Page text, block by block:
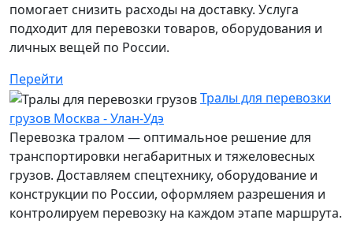
помогает снизить расходы на доставку. Услуга
подходит для перевозки товаров, оборудования и
личных вещей по России.
Перейти
Тралы для перевозки
грузов Москва - Улан-Удэ
Перевозка тралом — оптимальное решение для
транспортировки негабаритных и тяжеловесных
грузов. Доставляем спецтехнику, оборудование и
конструкции по России, оформляем разрешения и
контролируем перевозку на каждом этапе маршрута.